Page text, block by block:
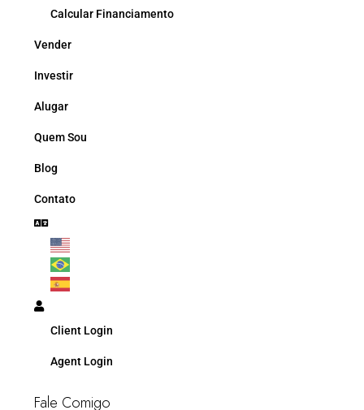
Calcular Financiamento
Vender
Investir
Alugar
Quem Sou
Blog
Contato
Client Login
Agent Login
Fale Comigo